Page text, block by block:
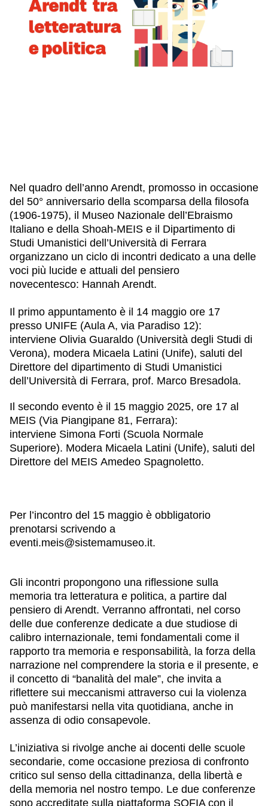
IL NOSTRO STAFF
EDUCAZIONE
SCUOLE
INSEGNANTI
CULTURA EBRAICA
Nel quadro dell’anno Arendt, promosso in occasione
del 50° anniversario della scomparsa della filosofa
(1906-1975), il Museo Nazionale dell’Ebraismo
Italiano e della Shoah-MEIS e il Dipartimento di
Studi Umanistici dell’Università di Ferrara
organizzano un ciclo di incontri dedicato a una delle
voci più lucide e attuali del pensiero
novecentesco: Hannah Arendt.
Il primo appuntamento è il 14 maggio ore 17
presso UNIFE (Aula A, via Paradiso 12):
interviene Olivia Guaraldo (Università degli Studi di
Verona), modera Micaela Latini (Unife), saluti del
Direttore del dipartimento di Studi Umanistici
dell’Università di Ferrara, prof. Marco Bresadola.
Il secondo evento è il 15 maggio 2025, ore 17 al
MEIS (Via Piangipane 81, Ferrara):
interviene Simona Forti (Scuola Normale
Superiore). Modera Micaela Latini (Unife), saluti del
Direttore del MEIS Amedeo Spagnoletto.
Per l’incontro del 15 maggio è obbligatorio
prenotarsi scrivendo a
eventi.meis@sistemamuseo.it.
Gli incontri propongono una riflessione sulla
memoria tra letteratura e politica, a partire dal
pensiero di Arendt. Verranno affrontati, nel corso
delle due conferenze dedicate a due studiose di
calibro internazionale, temi fondamentali come il
rapporto tra memoria e responsabilità, la forza della
narrazione nel comprendere la storia e il presente, e
il concetto di “banalità del male”, che invita a
riflettere sui meccanismi attraverso cui la violenza
può manifestarsi nella vita quotidiana, anche in
assenza di odio consapevole.
L’iniziativa si rivolge anche ai docenti delle scuole
secondarie, come occasione preziosa di confronto
critico sul senso della cittadinanza, della libertà e
della memoria nel nostro tempo. Le due conferenze
sono accreditate sulla piattaforma SOFIA con il